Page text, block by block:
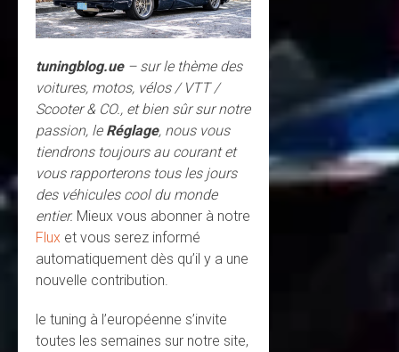
tuningblog.ue– sur le thème des
voitures, motos, vélos / VTT /
Scooter & CO., et bien sûr sur notre
passion, le Réglage, nous vous
tiendrons toujours au courant et
vous rapporterons tous les jours
des véhicules cool du monde
entier. Mieux vous abonner à notre
Flux et vous serez informé
automatiquement dès qu’il y a une
nouvelle contribution.
le tuning à l’européenne s’invite
toutes les semaines sur notre site,